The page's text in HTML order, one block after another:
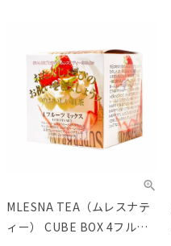
MLESNA TEA（ムレスナテ
ィー） CUBE BOX 4フルー